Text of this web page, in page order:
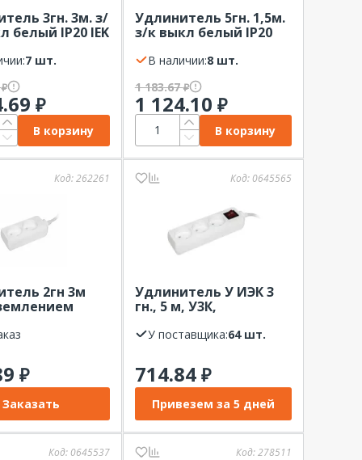
3гн. 3м. з/
белый IP20 IEK
7 шт.
₽
₽
В корзину
Удлинитель 5гн. 1,5м.
з/к выкл белый IP20
В наличии:
8 шт.
1 183.67₽
1 124.10 ₽
В корзину
Код:262261
2гн 3м
₽
Заказать
Код: 0645565
Удлинитель У ИЭК 3
гн., 5 м, У3К,
У поставщика: 64 шт.
714.84 ₽
Привезем за 5 дней
Код: 0645537 Код:278511